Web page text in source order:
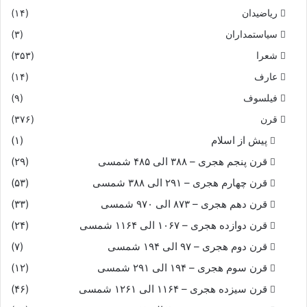
آمده‌است.
۳٫ مراثی سعدی:قصاید بلند سعدی است که بیشتر آن در رثای
آخرین خلیفه عباسی المستعصم بالله سروده شده‌است و در آن
کرده‌است.سعدی چند چکامه نیز در رثای برخی اتابکان فارس و
وزرای ایشان سروده‌است.
۴٫ مفردات سعدی:مفردات سعدی شامل مفردات و مفردات در
رابطه با پند و اخلاق است.
ریاضیدان
(۱۴)
سیاستمداران
(۳)
شعرا
(۳۵۳)
عارف
(۱۴)
فیلسوف
(۹)
قرن
(۳۷۶)
پیش از اسلام
(۱)
قرن پنجم هجری – ۳۸۸ الی ۴۸۵ شمسی
(۲۹)
قرن چهارم هجری – ۲۹۱ الی ۳۸۸ شمسی
(۵۳)
قرن دهم هجری – ۸۷۳ الی ۹۷۰ شمسی
(۳۳)
قرن دوازده هجری – ۱۰۶۷ الی ۱۱۶۴ شمسی
(۲۴)
قرن دوم هجری – ۹۷ الی ۱۹۴ شمسی
(۷)
قرن سوم هجری – ۱۹۴ الی ۲۹۱ شمسی
(۱۲)
قرن سیزده هجری – ۱۱۶۴ الی ۱۲۶۱ شمسی
(۴۶)